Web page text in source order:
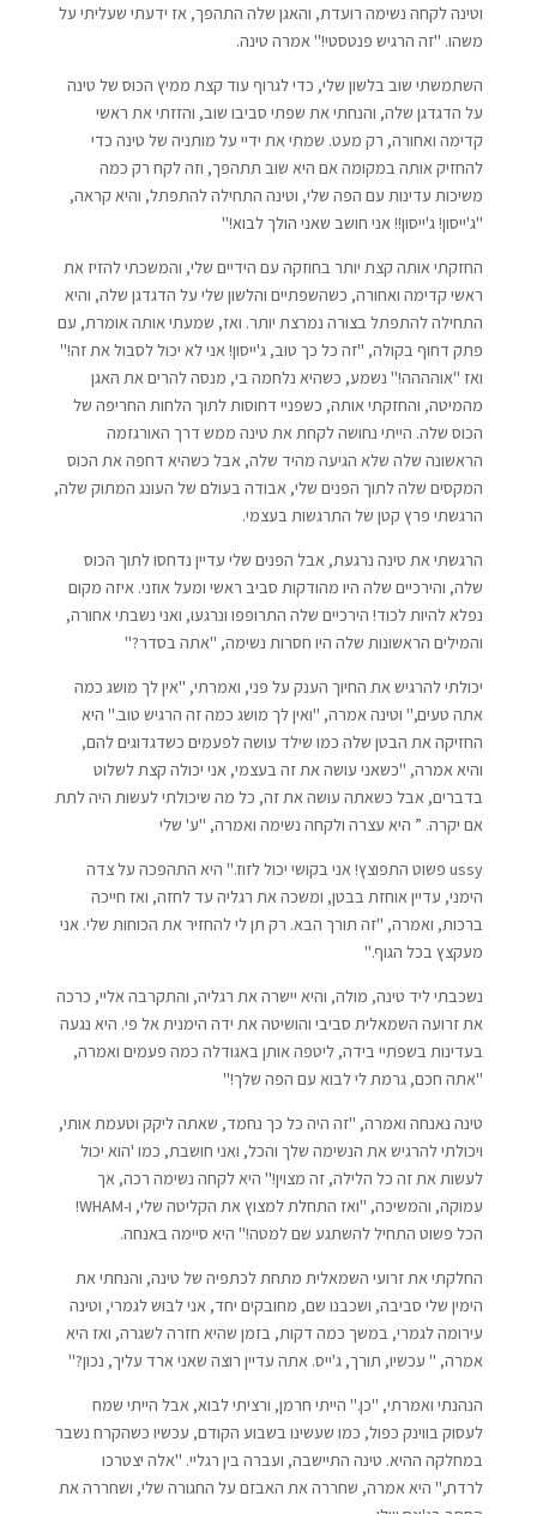
וטינה לקחה נשימה רועדת, והאגן שלה התהפך, אז ידעתי שעליתי על
משהו. "זה הרגיש פנטסטי!" אמרה טינה.
השתמשתי שוב בלשון שלי, כדי לגרוף עוד קצת ממיץ הכוס של טינה
על הדגדגן שלה, והנחתי את שפתי סביבו שוב, והזזתי את ראשי
קדימה ואחורה, רק מעט. שמתי את ידיי על מותניה של טינה כדי
להחזיק אותה במקומה אם היא שוב תתהפך, וזה לקח רק כמה
משיכות עדינות עם הפה שלי, וטינה התחילה להתפתל, והיא קראה,
"ג'ייסון! ג'ייסון!! אני חושב שאני הולך לבוא!"
החזקתי אותה קצת יותר בחוזקה עם הידיים שלי, והמשכתי להזיז את
ראשי קדימה ואחורה, כשהשפתיים והלשון שלי על הדגדגן שלה, והיא
התחילה להתפתל בצורה נמרצת יותר. ואז, שמעתי אותה אומרת, עם
פתק דחוף בקולה, "זה כל כך טוב, ג'ייסון! אני לא יכול לסבול את זה!"
ואז "אוהההה!" נשמע, כשהיא נלחמה בי, מנסה להרים את האגן
מהמיטה, והחזקתי אותה, כשפניי דחוסות לתוך הלחות החריפה של
הכוס שלה. הייתי נחושה לקחת את טינה ממש דרך האורגזמה
הראשונה שלה שלא הגיעה מהיד שלה, אבל כשהיא דחפה את הכוס
המקסים שלה לתוך הפנים שלי, אבודה בעולם של העונג המתוק שלה,
הרגשתי פרץ קטן של התרגשות בעצמי.
הרגשתי את טינה נרגעת, אבל הפנים שלי עדיין נדחסו לתוך הכוס
שלה, והירכיים שלה היו מהודקות סביב ראשי ומעל אוזני. איזה מקום
נפלא להיות לכוד! הירכיים שלה התרופפו ונרגעו, ואני נשבתי אחורה,
והמילים הראשונות שלה היו חסרות נשימה, "אתה בסדר?"
יכולתי להרגיש את החיוך הענק על פני, ואמרתי, "אין לך מושג כמה
אתה טעים," וטינה אמרה, "ואין לך מושג כמה זה הרגיש טוב." היא
החזיקה את הבטן שלה כמו שילד עושה לפעמים כשדגדוגים להם,
והיא אמרה, "כשאני עושה את זה בעצמי, אני יכולה קצת לשלוט
בדברים, אבל כשאתה עושה את זה, כל מה שיכולתי לעשות היה לתת
אם יקרה. ” היא עצרה ולקחה נשימה ואמרה, "ע' שלי
ussy פשוט התפוצץ! אני בקושי יכול לזוז." היא התהפכה על צדה
הימני, עדיין אוחזת בבטן, ומשכה את רגליה עד לחזה, ואז חייכה
ברכות, ואמרה, "זה תורך הבא. רק תן לי להחזיר את הכוחות שלי. אני
מעקצץ בכל הגוף."
נשכבתי ליד טינה, מולה, והיא יישרה את רגליה, והתקרבה אליי, כרכה
את זרועה השמאלית סביבי והושיטה את ידה הימנית אל פי. היא נגעה
בעדינות בשפתיי בידה, ליטפה אותן באגודלה כמה פעמים ואמרה,
"אתה חכם, גרמת לי לבוא עם הפה שלך!"
טינה נאנחה ואמרה, "זה היה כל כך נחמד, שאתה ליקק וטעמת אותי,
ויכולתי להרגיש את הנשימה שלך והכל, ואני חושבת, כמו 'הוא יכול
לעשות את זה כל הלילה, זה מצוין!" היא לקחה נשימה רכה, אך
עמוקה, והמשיכה, "ואז התחלת למצוץ את הקליטה שלי, ו-WHAM!
הכל פשוט התחיל להשתגע שם למטה!" היא סיימה באנחה.
החלקתי את זרועי השמאלית מתחת לכתפיה של טינה, והנחתי את
הימין שלי סביבה, ושכבנו שם, מחובקים יחד, אני לבוש לגמרי, וטינה
עירומה לגמרי, במשך כמה דקות, בזמן שהיא חזרה לשגרה, ואז היא
אמרה, " עכשיו, תורך, ג'ייס. אתה עדיין רוצה שאני ארד עליך, נכון?"
הנהנתי ואמרתי, "כן." הייתי חרמן, ורציתי לבוא, אבל הייתי שמח
לעסוק בווינק כפול, כמו שעשינו בשבוע הקודם, עכשיו כשהקרח נשבר
במחלקה ההיא. טינה התיישבה, ועברה בין רגליי. "אלה יצטרכו
לרדת," היא אמרה, שחררה את האבזם על החגורה שלי, ושחררה את